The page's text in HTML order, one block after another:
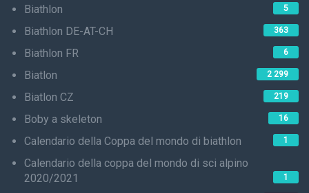
Biathlon 5
Biathlon DE-AT-CH 363
Biathlon FR 6
Biatlon 2 299
Biatlon CZ 219
Boby a skeleton 16
Calendario della Coppa del mondo di biathlon 1
Calendario della coppa del mondo di sci alpino
2020/2021
1